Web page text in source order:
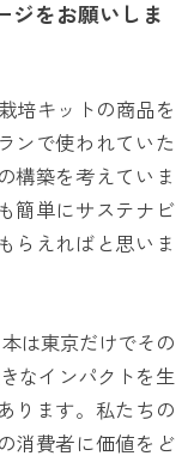
ジをお願いしま
培キットの商品を
ンで使われていた
構築を考えていま
簡単にサステナビ
らえればと思いま
は東京だけでその
なインパクトを生
ります。私たちの
消費者に価値をど